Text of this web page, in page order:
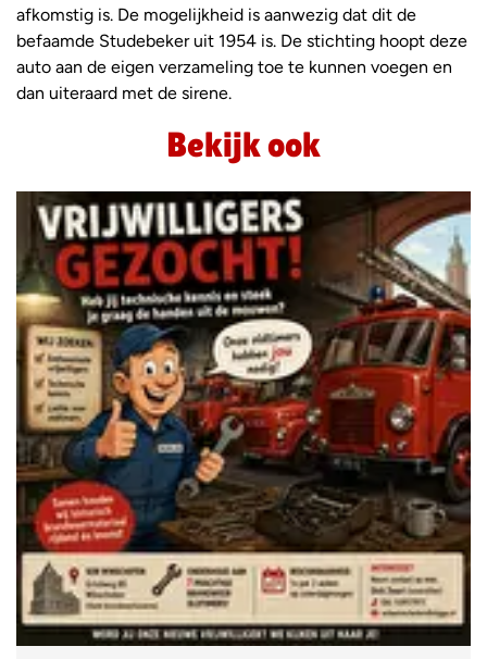
afkomstig is. De mogelijkheid is aanwezig dat dit de
befaamde Studebeker uit 1954 is. De stichting hoopt deze
auto aan de eigen verzameling toe te kunnen voegen en
dan uiteraard met de sirene.
Bekijk ook